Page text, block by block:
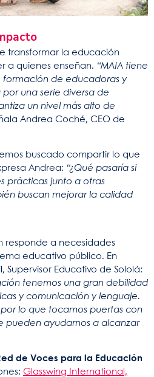
transformar la educación
a quienes enseñan. “MAIA tiene
formación de educadoras y
una serie diversa de
un nivel más alto de
Andrea Coché, CEO de
buscado compartir lo que
Andrea: “¿Qué pasaría si
prácticas junto a otras
buscan mejorar la calidad
responde a necesidades
educativo público. En
Supervisor Educativo de Sololá:
tenemos una gran debilidad
y comunicación y lenguaje.
lo que tocamos puertas con
pueden ayudarnos a alcanzar
de Voces para la Educación
Glasswing International,